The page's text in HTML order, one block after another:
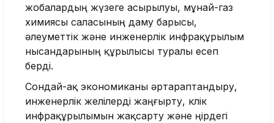
жобалардың жүзеге асырылуы, мұнай-газ
химиясы саласының даму барысы,
әлеуметтік және инженерлік инфрақұрылым
нысандарының құрылысы туралы есеп
берді.
Сондай-ақ экономиканы әртараптандыру,
инженерлік желілерді жаңғырту, көлік
инфрақұрылымын жақсарту және өңірдегі